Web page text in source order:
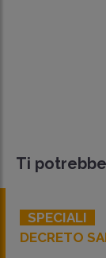
Ti
SPECIALI
DECRETO